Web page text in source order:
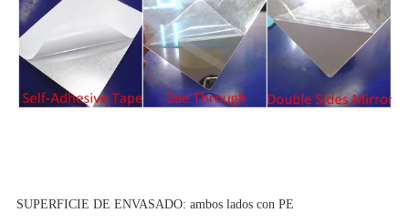
SUPERFICIE DE ENVASADO: ambos lados con PE